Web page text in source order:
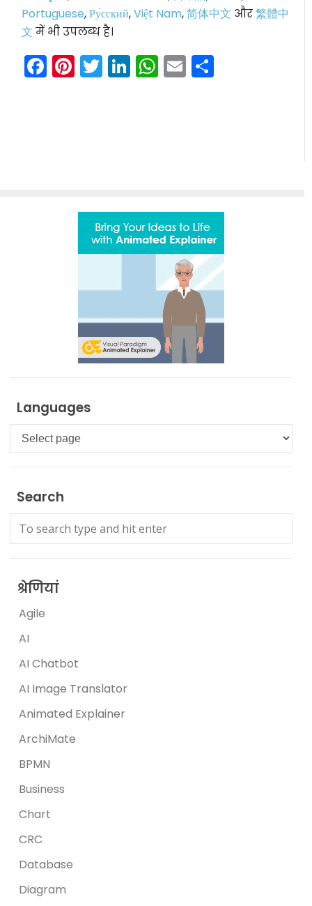
Portuguese,Ру́сский,Việt Nam,简体中文 और繁體中
文 में भी उपलब्ध है।
Facebook
Pinterest
Twitter
LinkedIn
WhatsApp
Email
Languages
Languages
Search
श्रेणियां
Agile
AI
AI Chatbot
AI Image Translator
Animated Explainer
ArchiMate
BPMN
Business
Chart
CRC
Database
Diagram